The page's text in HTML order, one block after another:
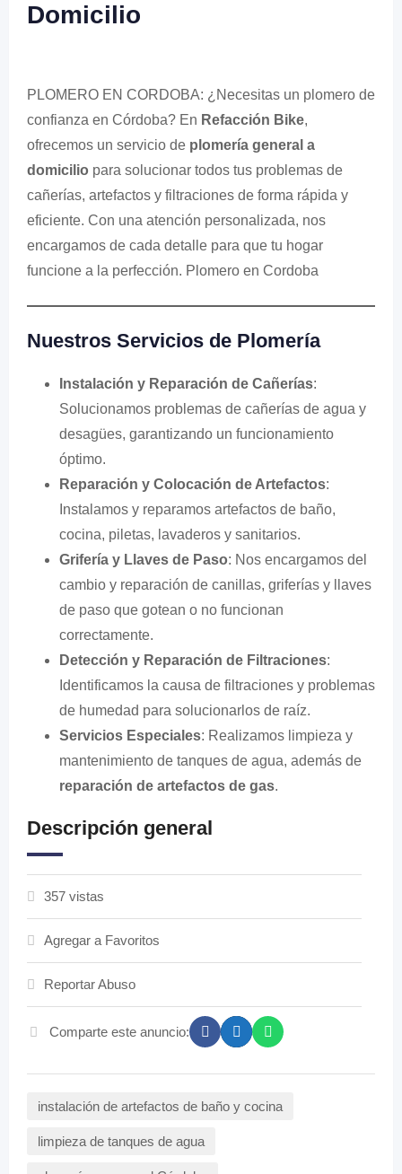
Domicilio
PLOMERO EN CORDOBA: ¿Necesitas un plomero de
confianza en Córdoba? En Refacción Bike,
ofrecemos un servicio de plomería general a
domicilio para solucionar todos tus problemas de
cañerías, artefactos y filtraciones de forma rápida y
eficiente. Con una atención personalizada, nos
encargamos de cada detalle para que tu hogar
funcione a la perfección. Plomero en Cordoba
Nuestros Servicios de Plomería
Instalación y Reparación de Cañerías:
Solucionamos problemas de cañerías de agua y
desagües, garantizando un funcionamiento
óptimo.
Reparación y Colocación de Artefactos:
Instalamos y reparamos artefactos de baño,
cocina, piletas, lavaderos y sanitarios.
Grifería y Llaves de Paso: Nos encargamos del
cambio y reparación de canillas, griferías y llaves
de paso que gotean o no funcionan
correctamente.
Detección y Reparación de Filtraciones:
Identificamos la causa de filtraciones y problemas
de humedad para solucionarlos de raíz.
Servicios Especiales: Realizamos limpieza y
mantenimiento de tanques de agua, además de
reparación de artefactos de gas.
Descripción general
357 vistas
Agregar a Favoritos
Reportar Abuso
Comparte este anuncio:
instalación de artefactos de baño y cocina
limpieza de tanques de agua